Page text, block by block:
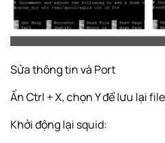
Sửa thông tin và Port
Ấn Ctrl + X, chọn Y để lưu lại
Khởi động lại squid: